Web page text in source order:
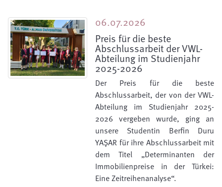
06.07.2026
Preis für die beste
Abschlussarbeit der VWL-
Abteilung im Studienjahr
2025-2026
Der Preis für die beste
Abschlussarbeit, der von der VWL-
Abteilung im Studienjahr 2025-
2026 vergeben wurde, ging an
unsere Studentin Berfin Duru
YAŞAR für ihre Abschlussarbeit mit
dem Titel „Determinanten der
Immobilienpreise in der Türkei:
Eine Zeitreihenanalyse“.